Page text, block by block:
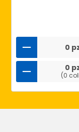
0
0
(0